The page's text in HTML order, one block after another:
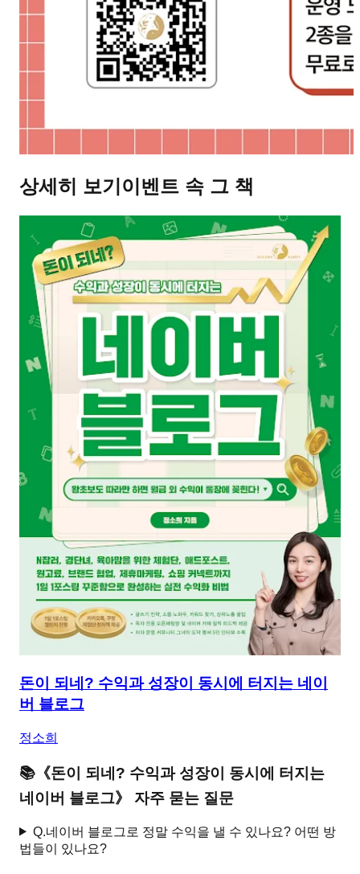
상세히 보기 이벤트 속 그 책
돈이 되네? 수익과 성장이 동시에 터지는 네이
버 블로그
정소희
📚 《돈이 되네? 수익과 성장이 동시에 터지는
네이버 블로그》 자주 묻는 질문
Q.네이버 블로그로 정말 수익을 낼 수 있나요? 어떤 방
법들이 있나요?